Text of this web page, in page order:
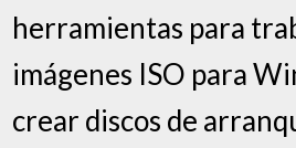
herramientas para
imágenes ISO para
crear discos de